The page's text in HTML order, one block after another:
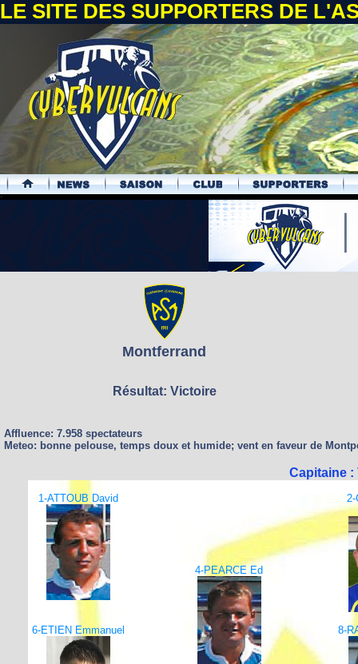
LE SITE DES SUPPORTERS DE
.
Montferrand
Résultat: Victoire
Affluence: 7.958 spectateurs
Meteo: bonne pelouse, temps doux et humide; vent en faveur de
Capitaine :
1-ATTOUB David 2-
4-PEARCE Ed
6-ETIEN Emmanuel 8-